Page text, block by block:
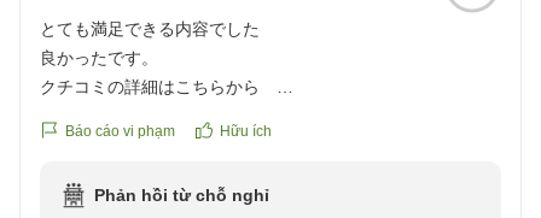
越しの際は別府の郷土料理・とり天やだんご汁等を堪能
お客様のまたのご利用を心からお待ち申し上げます。
とても満足できる内容でした
良かったです。
クチコミの詳細はこちらから
reviewId=33123478227241
Báo cáo vi phạm Hữu ích
Phản hồi từ chỗ nghỉ